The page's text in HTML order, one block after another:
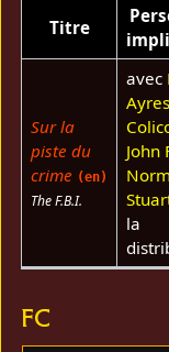
Titre
Sur la
piste du
crime (en)
The F.B.I.
avec
Ayres
John
la
FC